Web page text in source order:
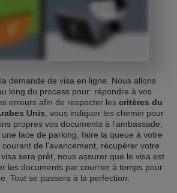
demande de visa en ligne. Nous allons
long du process pour: répondre à vos
erreurs afin de respecter les critères du
Unis , vous indiquer les chemin pour
propres vos documents à l'ambassade,
lace de parking, faire la queue à votre
de l'avancement, récupérer votre
sera prêt, nous assurer que le visa est
les documents par courrier à temps pour
Tout se passera à la perfection.